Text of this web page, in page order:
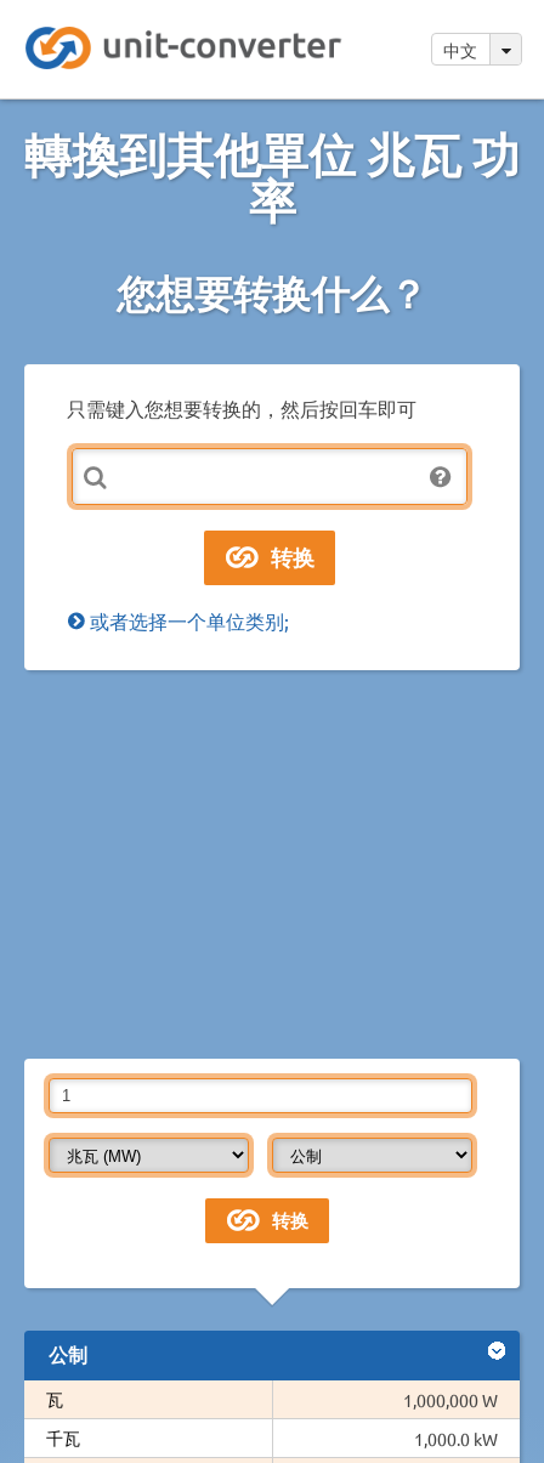
中文
轉換到其他單位 兆瓦 功
率
您想要转换什么？
只需键入您想要转换的，然后按回车即可
或者选择一个单位类别;
公制
瓦
1,000,000 W
千瓦
1,000.0 kW